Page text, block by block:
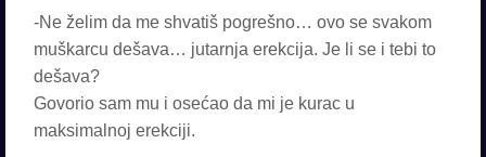
-Ne želim da me shvatiš pogrešno… ovo se svakom
muškarcu dešava… jutarnja erekcija. Je li se i tebi to
dešava?
Govorio sam mu i osećao da mi je kurac u
maksimalnoj erekciji.